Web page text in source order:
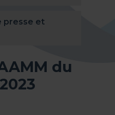
presse et
du